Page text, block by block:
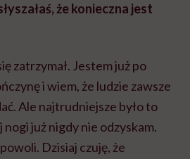
że konieczna jest
zatrzymał. Jestem już po
i wiem, że ludzie zawsze
Ale najtrudniejsze było to
już nigdy nie odzyskam.
Dzisiaj czuję, że